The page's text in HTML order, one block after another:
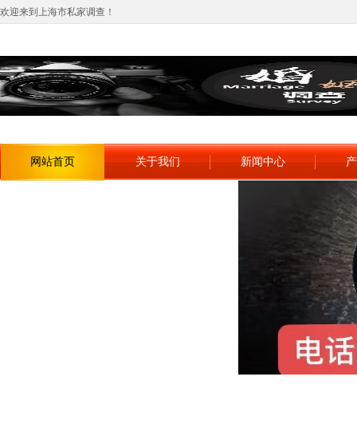
欢迎来到上海市私家调查！
网站首页 关于我们 新闻中心